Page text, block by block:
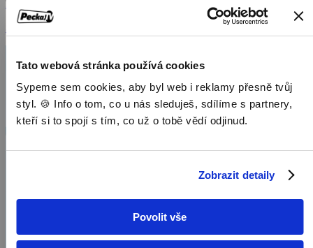
Tato webová stránka používá cookies
Sypeme sem cookies, aby byl web i reklamy přesně tvůj
styl. 🍪 Info o tom, co u nás sleduješ, sdílíme s partnery,
kteří si to spojí s tím, co už o tobě vědí odjinud.
Zobrazit detaily
Povolit vše
2009, USA, 10 min